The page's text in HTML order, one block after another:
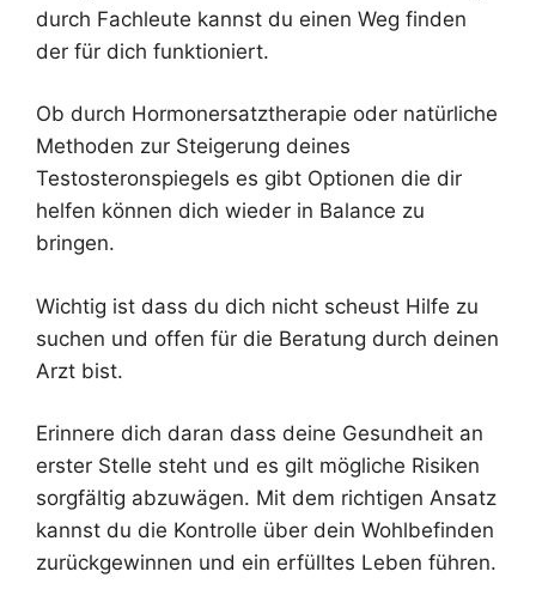
durch Fachleute kannst du einen Weg finden
der für dich funktioniert.
Ob durch Hormonersatztherapie oder natürliche
Methoden zur Steigerung deines
Testosteronspiegels es gibt Optionen die dir
helfen können dich wieder in Balance zu
bringen.
Wichtig ist dass du dich nicht scheust Hilfe zu
suchen und offen für die Beratung durch deinen
Arzt bist.
Erinnere dich daran dass deine Gesundheit an
erster Stelle steht und es gilt mögliche Risiken
sorgfältig abzuwägen. Mit dem richtigen Ansatz
kannst du die Kontrolle über dein Wohlbefinden
zurückgewinnen und ein erfülltes Leben führen.